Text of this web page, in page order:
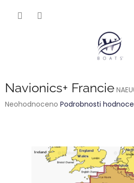
Navionics+ Francie
Průměrné
Neohodnoceno Podrobnosti